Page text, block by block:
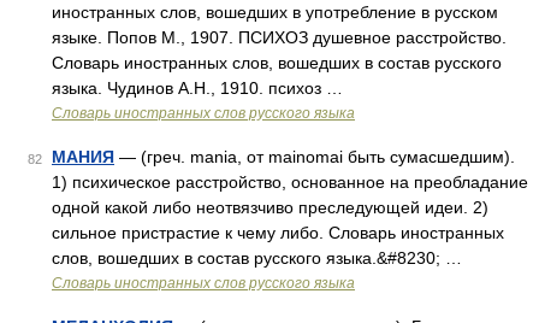
иностранных слов, вошедших в употребление в русском
языке. Попов М., 1907. ПСИХОЗ душевное расстройство.
Словарь иностранных слов, вошедших в состав русского
языка. Чудинов А.Н., 1910. психоз …
Словарь иностранных слов русского языка
82 МАНИЯ — (греч. mania, от mainomai быть сумасшедшим).
1) психическое расстройство, основанное на преобладание
одной какой либо неотвязчиво преследующей идеи. 2)
сильное пристрастие к чему либо. Словарь иностранных
слов, вошедших в состав русского языка.&#8230; …
Словарь иностранных слов русского языка